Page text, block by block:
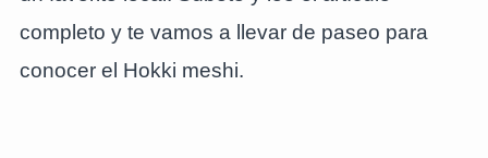
completo y te vamos a llevar de paseo para
conocer el Hokki meshi.